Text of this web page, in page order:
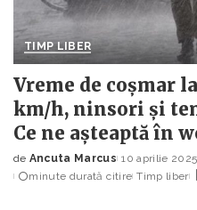
TIMP LIBER
Vreme de coșmar
km/h, ninsori și
Ce ne așteaptă în
Posted
by
de Ancuta Marcus 10 aprilie 2025
minute durată citire Timp liber